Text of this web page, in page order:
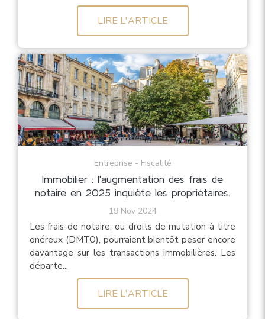
LIRE L'ARTICLE
Entreprise - Fiscalité
Immobilier : l'augmentation des frais de
notaire en 2025 inquiète les propriétaires.
19 Nov 2024
Les frais de notaire, ou droits de mutation à titre
onéreux (DMTO), pourraient bientôt peser encore
davantage sur les transactions immobilières. Les
départe...
LIRE L'ARTICLE